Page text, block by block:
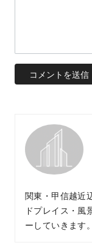
関東・甲信越近
ドプレイス・風
ーしていきます。